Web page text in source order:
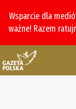
Wsparcie dla
ważne! Razem